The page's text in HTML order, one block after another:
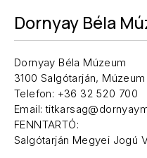
Dornyay Béla
Dornyay Béla Múzeum
3100 Salgótarján,
Telefon: +36 32 520 700
Email:
FENNTARTÓ:
Salgótarján Megyei Jogú